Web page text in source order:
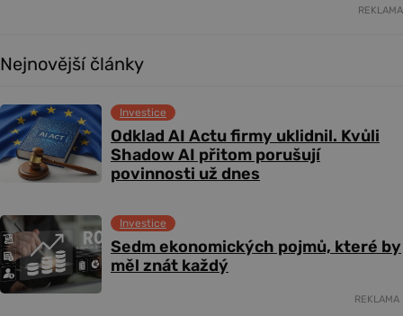
REKLAMA
Nejnovější články
Odklad AI Actu firmy uklidnil. Kvůli
Shadow AI přitom porušují
povinnosti už dnes
Investice
Sedm ekonomických pojmů, které by
měl znát každý
Investice
REKLAMA